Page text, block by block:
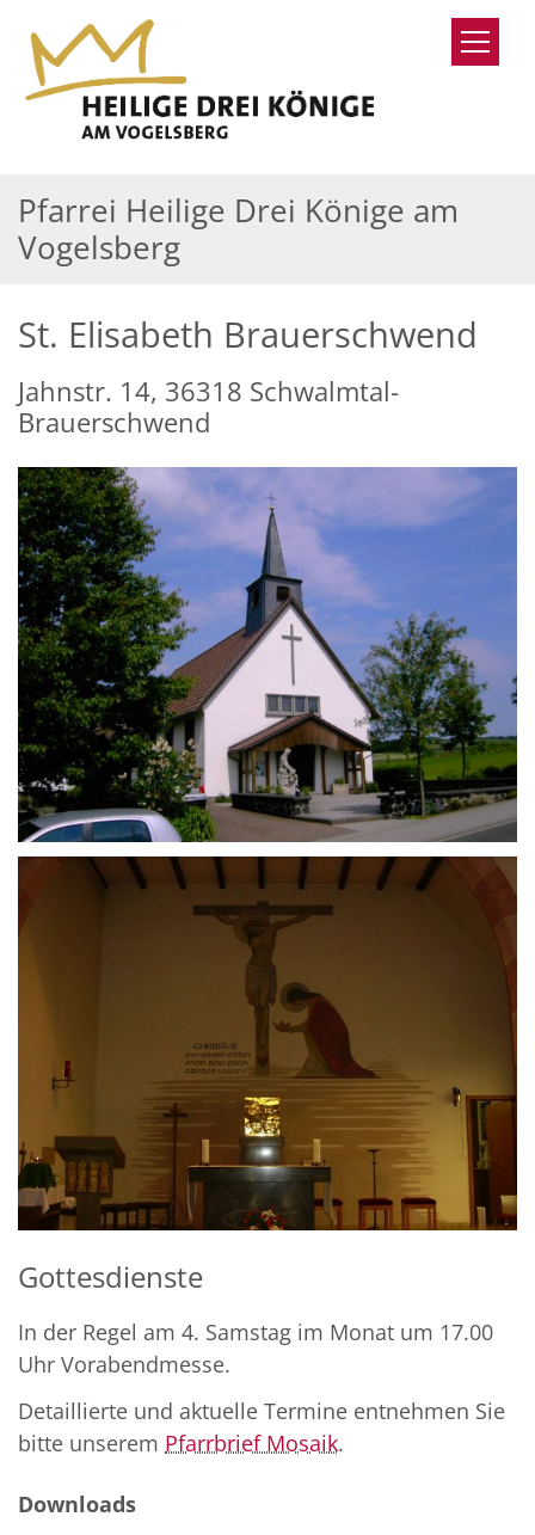
Zum Inhalt springen
Pfarrei Heilige Drei Könige am
Vogelsberg
St. Elisabeth Brauerschwend
Jahnstr. 14, 36318 Schwalmtal-
Brauerschwend
Gottesdienste
In der Regel am 4. Samstag im Monat um 17.00
Uhr Vorabendmesse.
Detaillierte und aktuelle Termine entnehmen Sie
bitte unserem Pfarrbrief Mosaik.
Downloads